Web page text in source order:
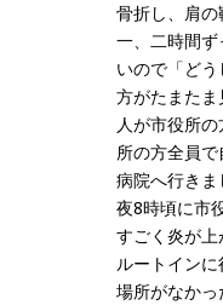
骨折し、肩
一、二時間
いので「ど
方がたまた
人が市役所
所の方全員
病院へ行きま
夜8時頃に市
すごく炎が上
ルートイン
場所がなか